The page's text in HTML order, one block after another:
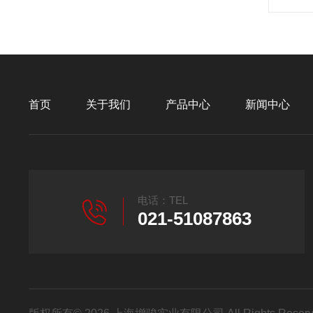
首页 关于我们 产品中心 新闻中心
电话：TEL
021-51087863